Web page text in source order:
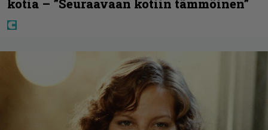
kotia – ”Seuraavaan kotiin tämmöinen”